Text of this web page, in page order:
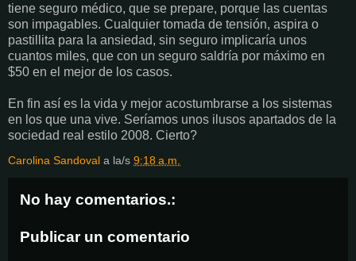
tiene seguro médico, que se prepare, porque las cuentas
son impagables. Cualquier tomada de tensión, aspira o
pastillita para la ansiedad, sin seguro implicaría unos
cuantos miles, que con un seguro saldría por máximo en
$50 en el mejor de los casos.
En fin así es la vida y mejor acostumbrarse a los sistemas
en los que una vive. Seríamos unos ilusos apartados de la
sociedad real estilo 2008. Cierto?
Carolina Sandoval a la/s 9:18 a.m.
No hay comentarios.:
Publicar un comentario